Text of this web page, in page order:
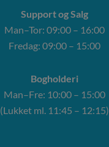
Support og Salg
Man–Tor: 09:00 – 16:00
Fredag: 09:00 – 15:00
Bogholderi
Man–Fre: 10:00 – 15:00
(Lukket ml. 11:45 – 12:15)